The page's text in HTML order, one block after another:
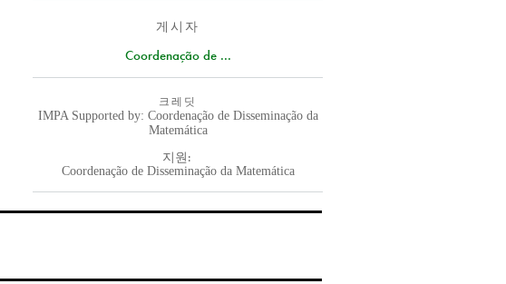
게시자
Coordenação de ...
크레딧
IMPA Supported by: Coordenação de Disseminação da
Matemática
지원:
Coordenação de Disseminação da Matemática